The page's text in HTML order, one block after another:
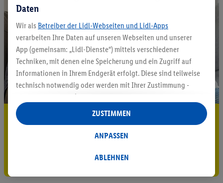
5.95 € Versand sparen³²ᵃ
Jetzt zum Newsletter anmelden
Gutschein sichern!
Daten
Wir als Betreiber der Lidl-Webseiten und Lidl-Apps
verarbeiten Ihre Daten auf unseren Webseiten und unserer
App (gemeinsam: „Lidl-Dienste“) mittels verschiedener
Techniken, mit denen eine Speicherung und ein Zugriff auf
Informationen in Ihrem Endgerät erfolgt. Diese sind teilweise
technisch notwendig oder werden mit Ihrer Zustimmung -
auch durch Partner (u.a.
Verantwortliche; im Zusammenhang mit dem IAB TCF
insgesamt
Statistik-Erstellung oder für personalisierte Werbung
Datenverarbeitungen für personalisierte Werbung werden
ABLEHNEN
ANPASSEN
ZUSTIMMEN